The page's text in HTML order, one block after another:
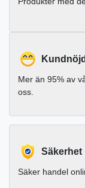
Mer än 95% av
oss.
Säkerhet
Säker handel